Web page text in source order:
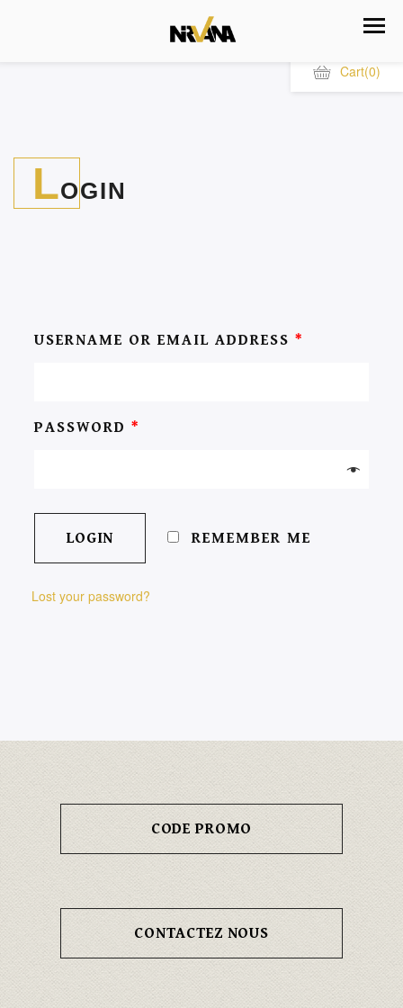
Cart(0)
LOGIN
USERNAME OR EMAIL ADDRESS *
PASSWORD *
REMEMBER ME
Lost your password?
CODE PROMO
CONTACTEZ NOUS